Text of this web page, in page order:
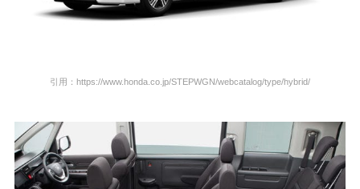
引用：https://www.honda.co.jp/STEPWGN/webcatalog/type/hybrid/